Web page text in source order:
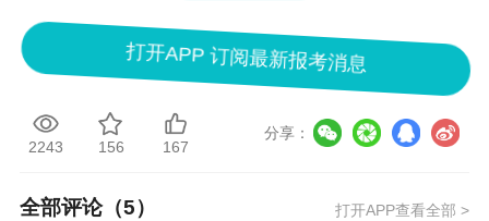
注：各专业类别的具体批次和考试时间以准考证
为准。
（二）考试地点
一天熟悉考场地址和交通路线。
打开APP 订阅最新报考消息
2243 156 167
分享：
全部评论（5） 打开APP查看全部 >